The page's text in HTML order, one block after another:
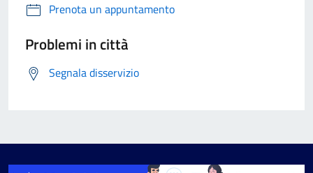
Prenota un appuntamento
Problemi in città
Segnala disservizio